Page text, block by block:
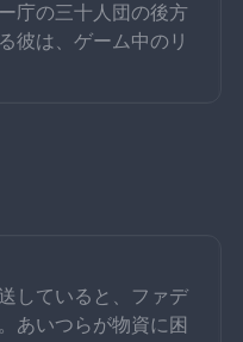
庁の三十人団の後方
彼は、ゲーム中のリ
していると、ファデ
あいつらが物資に困